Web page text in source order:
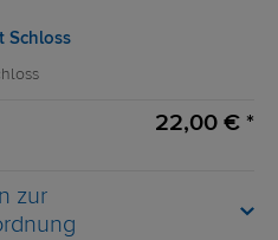
Schloss
22,00 € *
zur